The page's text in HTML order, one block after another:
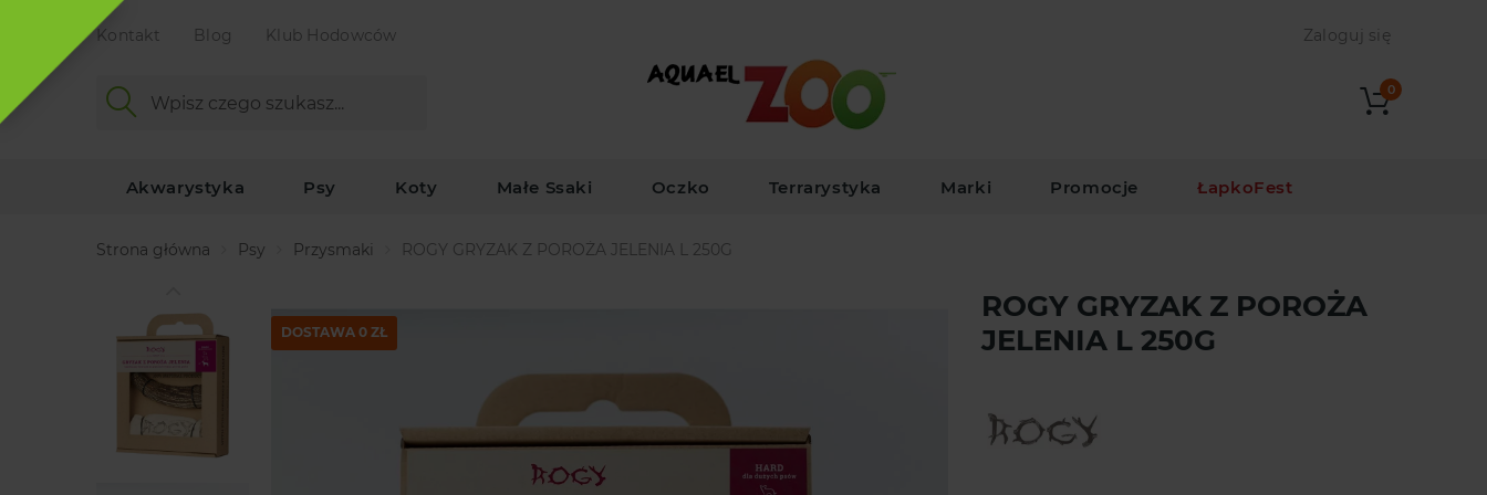
Kontakt Blog Klub Hodowców Zaloguj się
0
Akwarystyka Psy Koty Małe Ssaki Oczko Terrarystyka Marki Promocje ŁapkoFest
Strona główna Psy Przysmaki ROGY GRYZAK Z POROŻA JELENIA L 250G
DOSTAWA 0 ZŁ
ROGY GRYZAK Z POROŻA
JELENIA L 250G